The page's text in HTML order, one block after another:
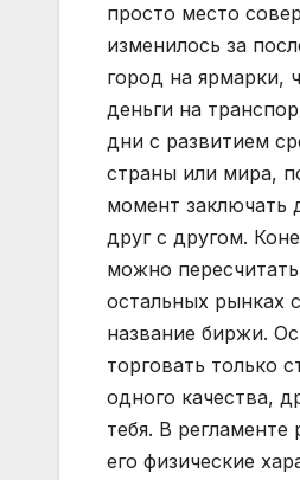
просто место
изменилось за
город на ярмарки,
деньги на
дни с развитием
страны или мира,
момент заключать
друг с другом.
можно
остальных рынках
название биржи.
торговать только
одного качества,
тебя. В
его физические